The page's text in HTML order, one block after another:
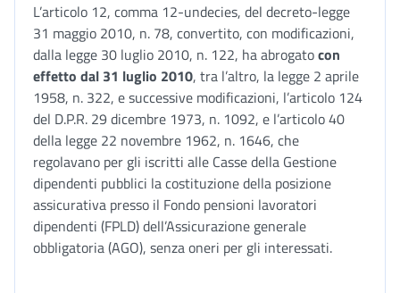
L’articolo 12, comma 12-undecies, del decreto-legge
31 maggio 2010, n. 78, convertito, con modificazioni,
dalla legge 30 luglio 2010, n. 122, ha abrogatocon
effetto dal 31 luglio 2010, tra l’altro, la legge 2 aprile
1958, n. 322, e successive modificazioni, l’articolo 124
del D.P.R. 29 dicembre 1973, n. 1092, e l’articolo 40
della legge 22 novembre 1962, n. 1646, che
regolavano per gli iscritti alle Casse della Gestione
dipendenti pubblici la costituzione della posizione
assicurativa presso il Fondo pensioni lavoratori
dipendenti (FPLD) dell’Assicurazione generale
obbligatoria (AGO), senza oneri per gli interessati.